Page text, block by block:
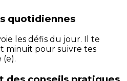
quotidiennes
les défis du jour. Il te
minuit pour suivre tes